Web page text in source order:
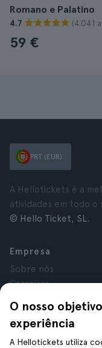
Romano e Palatino
4.7 (4.041
59 €
O nosso
experiência
A Hellotickets utiliza
PRT (EUR)
A Hellotickets é a
atividades em todo o
© Hello Ticket, SL.
Empresa
Sobre nós
Carreiras
Avaliações
Privacidade
Termos e Condições